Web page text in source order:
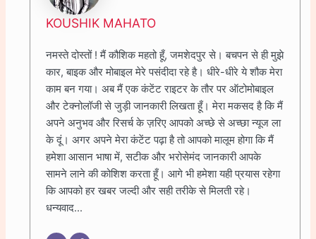
KOUSHIK MAHATO
नमस्ते दोस्तों ! मैं कौशिक महतो हूँ, जमशेदपुर से। बचपन से ही मुझे
कार, बाइक और मोबाइल मेरे पसंदीदा रहे है। धीरे-धीरे ये शौक मेरा
काम बन गया। अब मैं एक कंटेंट राइटर के तौर पर ऑटोमोबाइल
और टेक्नोलॉजी से जुड़ी जानकारी लिखता हूँ। मेरा मकसद है कि मैं
अपने अनुभव और रिसर्च के ज़रिए आपको अच्छे से अच्छा न्यूज ला
के दूं। अगर अपने मेरा कंटेंट पढ़ा है तो आपको मालूम होगा कि मैं
हमेशा आसान भाषा में, सटीक और भरोसेमंद जानकारी आपके
सामने लाने की कोशिश करता हूँ। आगे भी हमेशा यही प्रयास रहेगा
कि आपको हर खबर जल्दी और सही तरीके से मिलती रहे।
धन्यवाद...